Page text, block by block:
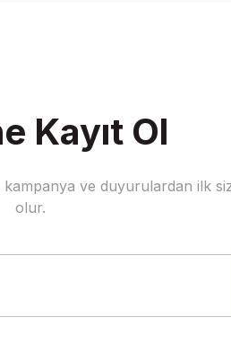
Gönder
Kayıt Ol
ve duyurulardan ilk
olur.